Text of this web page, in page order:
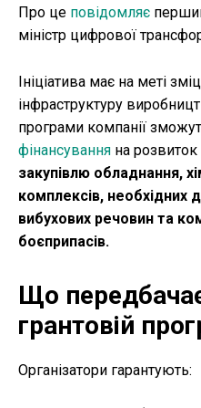
Про це повідомляє
міністр цифрової
Ініціатива має на меті
інфраструктуру
програми компанії
фінансування на
закупівлю обладнання,
комплексів, необхідних
вибухових речовин та
боєприпасів.
Що
грантовій
Організатори гарантують: